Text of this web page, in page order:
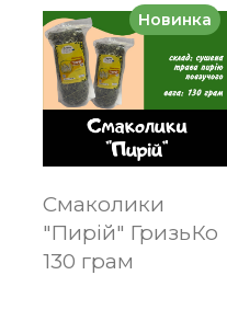
Новинка
Смаколики
"Пирій" ГризьКо
130 грам